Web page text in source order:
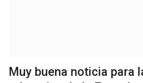
Muy buena noticia para